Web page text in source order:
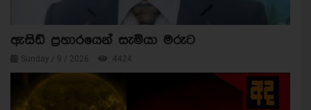
ඇසිඩ් ප්‍රහාරයෙන් සැමියා මරුට
Sunday / 9 / 2026 4424